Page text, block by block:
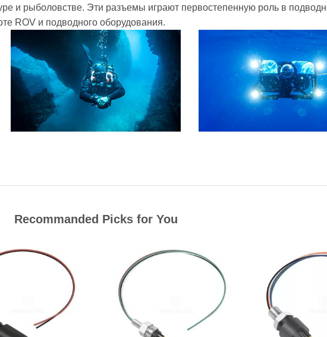
и рыболовстве. Эти разъемы играют первостепенную роль в
ROV и подводного оборудования.
Recommanded Picks for You